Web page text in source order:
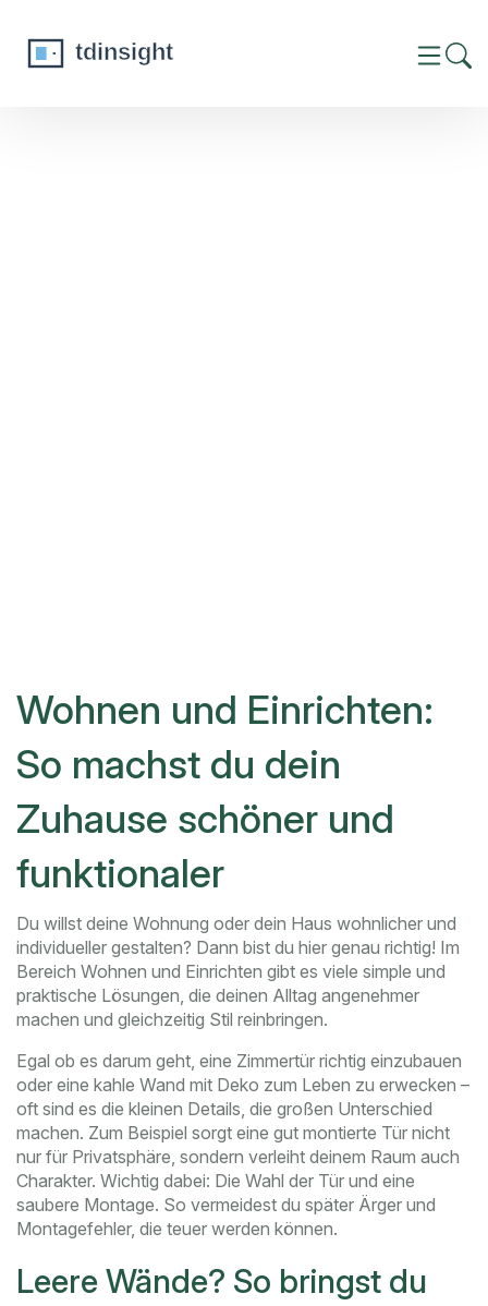
Wohnen und Einrichten:
So machst du dein
Zuhause schöner und
funktionaler
Du willst deine Wohnung oder dein Haus wohnlicher und
individueller gestalten? Dann bist du hier genau richtig! Im
Bereich Wohnen und Einrichten gibt es viele simple und
praktische Lösungen, die deinen Alltag angenehmer
machen und gleichzeitig Stil reinbringen.
Egal ob es darum geht, eine Zimmertür richtig einzubauen
oder eine kahle Wand mit Deko zum Leben zu erwecken –
oft sind es die kleinen Details, die großen Unterschied
machen. Zum Beispiel sorgt eine gut montierte Tür nicht
nur für Privatsphäre, sondern verleiht deinem Raum auch
Charakter. Wichtig dabei: Die Wahl der Tür und eine
saubere Montage. So vermeidest du später Ärger und
Montagefehler, die teuer werden können.
Leere Wände? So bringst du